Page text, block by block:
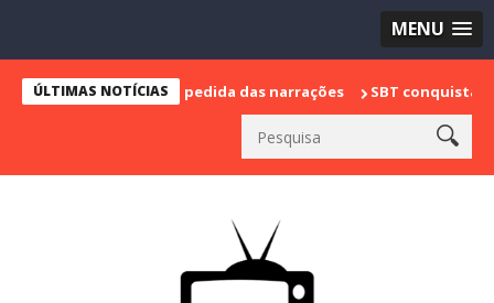
MENU
ÚLTIMAS NOTÍCIAS
sua despedida das narrações SBT conquista a vice